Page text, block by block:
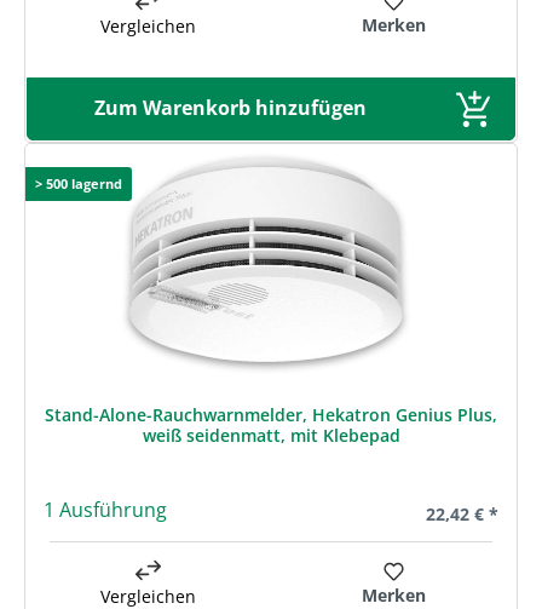
Vergleichen Merken
Zum Warenkorb hinzufügen
> 500 lagernd
Stand-Alone-Rauchwarnmelder, Hekatron Genius Plus,
weiß seidenmatt, mit Klebepad
1 Ausführung Regulärer
22,42 € *
Vergleichen Merken